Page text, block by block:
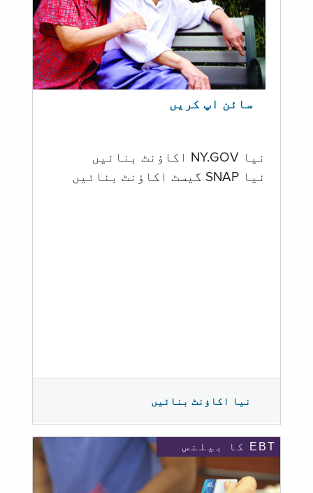
سائن اپ کریں
نیا NY.GOV اکاؤنٹ بنائیں
نیا SNAP گیسٹ اکاؤنٹ بنائیں
نیا اکاؤنٹ بنائیں
EBT کا بیلنس